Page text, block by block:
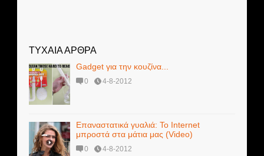
ΤΥΧΑΙΑ ΑΡΘΡΑ
Gadget για την κουζίνα...
0 4-8-2012
Επαναστατικά γυαλιά: Το Internet
μπροστά στα μάτια μας (Video)
0 4-8-2012